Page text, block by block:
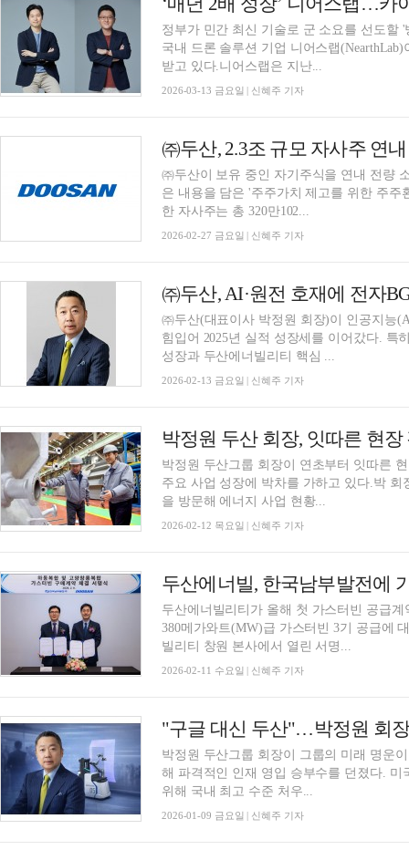
정부가 민간 최신 기술로 군 소요를 선도할
국내 드론 솔루션 기업 니어스랩
받고 있다.니어스랩은 지난...
2026-03-13 금요일 | 신혜주 기자
㈜두산, 2.3조 규모 자사주 연
㈜두산이 보유 중인 자기주식을 연내 전량
은 내용을 담은 '주주가치 제고를 위한 주
한 자사주는 총 320만102...
2026-02-27 금요일 | 신혜주 기자
㈜두산, AI·원전 호재에 전자
㈜두산(대표이사 박정원 회장)이 인공지능
힘입어 2025년 실적 성장세를 이어갔다. 특
성장과 두산에너빌리티 핵심 ...
2026-02-13 금요일 | 신혜주 기자
박정원 두산그룹 회장이 연초부터 잇따른
주요 사업 성장에 박차를 가하고 있다.박
을 방문해 에너지 사업 현황...
2026-02-12 목요일 | 신혜주 기자
두산에너빌, 한국남부발전에
두산에너빌리티가 올해 첫 가스터빈 공급
380메가와트(MW)급 가스터빈 3기 공급에
빌리티 창원 본사에서 열린 서명...
2026-02-11 수요일 | 신혜주 기자
박정원 두산그룹 회장이 그룹의 미래 명운
해 파격적인 인재 영입 승부수를 던졌다. 미
위해 국내 최고 수준 처우...
2026-01-09 금요일 | 신혜주 기자